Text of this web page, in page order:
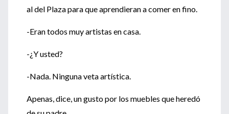
al del Plaza para que aprendieran a comer en fino.
-Eran todos muy artistas en casa.
-¿Y usted?
-Nada. Ninguna veta artística.
Apenas, dice, un gusto por los muebles que heredó